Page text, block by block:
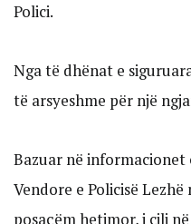
Polici.
Nga të dhënat e
të arsyeshme për një
Bazuar në
Vendore e Policisë
posaçëm hetimor, i cili